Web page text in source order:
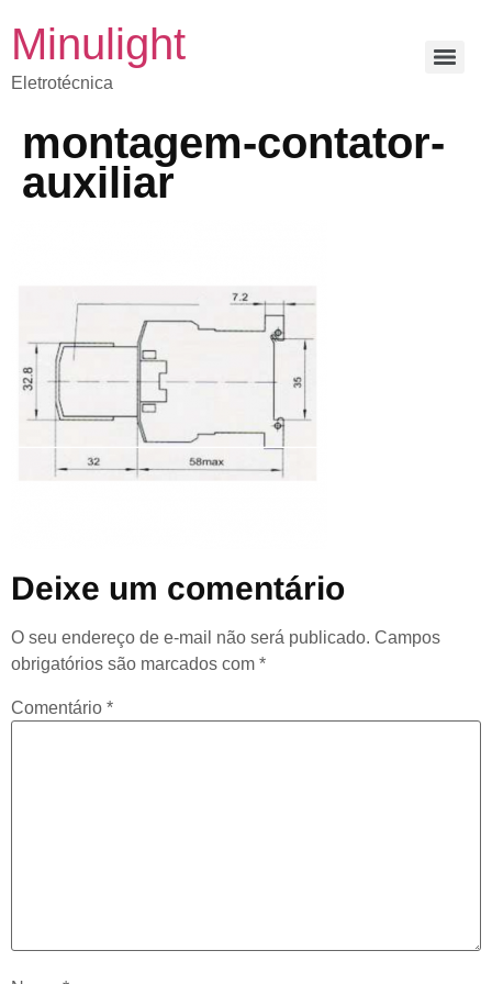
Minulight
Eletrotécnica
montagem-contator-
auxiliar
Deixe um comentário
O seu endereço de e-mail não será publicado. Campos
obrigatórios são marcados com *
Comentário *